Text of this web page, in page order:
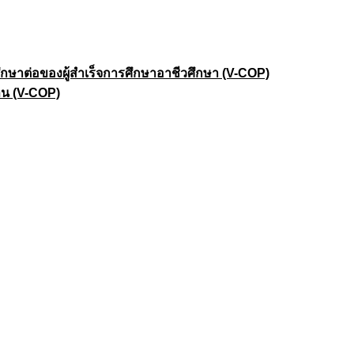
าต่อของผู้สำเร็จการศึกษาอาชีวศึกษา (V-COP)
(V-COP)